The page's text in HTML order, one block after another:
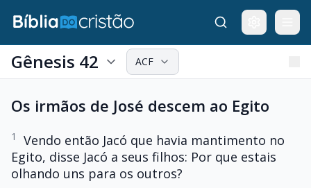
Gênesis 42 ACF
Os irmãos de José descem ao Egito
1
Vendo então Jacó que havia mantimento no
Egito, disse Jacó a seus filhos: Por que estais
olhando uns para os outros?